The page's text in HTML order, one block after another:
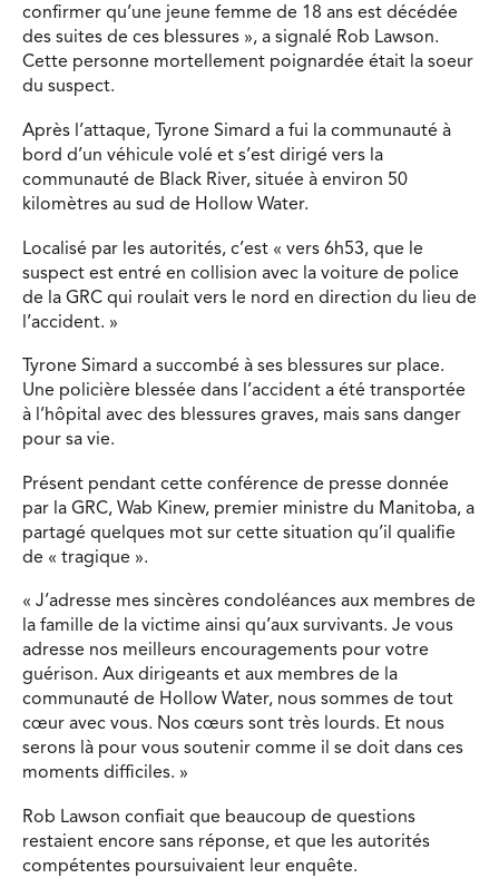
confirmer qu’une jeune femme de 18 ans est décédée
des suites de ces blessures », a signalé Rob Lawson.
Cette personne mortellement poignardée était la soeur
du suspect.
Après l’attaque, Tyrone Simard a fui la communauté à
bord d’un véhicule volé et s’est dirigé vers la
communauté de Black River, située à environ 50
kilomètres au sud de Hollow Water.
Localisé par les autorités, c’est « vers 6h53, que le
suspect est entré en collision avec la voiture de police
de la GRC qui roulait vers le nord en direction du lieu de
l’accident. »
Tyrone Simard a succombé à ses blessures sur place.
Une policière blessée dans l’accident a été transportée
à l’hôpital avec des blessures graves, mais sans danger
pour sa vie.
Présent pendant cette conférence de presse donnée
par la GRC, Wab Kinew, premier ministre du Manitoba, a
partagé quelques mot sur cette situation qu’il qualifie
de « tragique ».
« J’adresse mes sincères condoléances aux membres de
la famille de la victime ainsi qu’aux survivants. Je vous
adresse nos meilleurs encouragements pour votre
guérison. Aux dirigeants et aux membres de la
communauté de Hollow Water, nous sommes de tout
cœur avec vous. Nos cœurs sont très lourds. Et nous
serons là pour vous soutenir comme il se doit dans ces
moments difficiles. »
Rob Lawson confiait que beaucoup de questions
restaient encore sans réponse, et que les autorités
compétentes poursuivaient leur enquête.